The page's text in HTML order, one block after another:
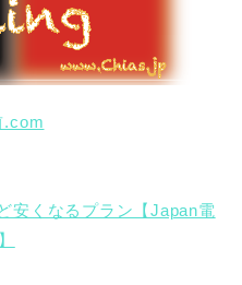
.com
安くなるプラン【Japan電